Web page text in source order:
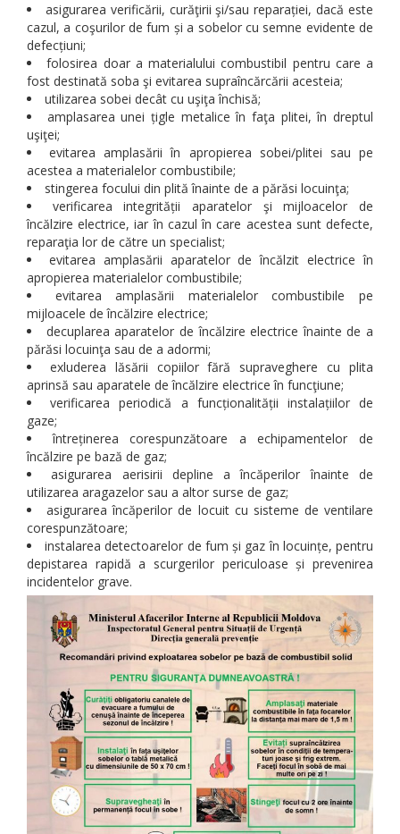
asigurarea verificării, curăţirii şi/sau reparației, dacă este
cazul, a coşurilor de fum și a sobelor cu semne evidente de
defecțiuni;
folosirea doar a materialului combustibil pentru care a
fost destinată soba şi evitarea supraîncărcării acesteia;
utilizarea sobei decât cu uşiţa închisă;
amplasarea unei țigle metalice în faţa plitei, în dreptul
uşiţei;
evitarea amplasării în apropierea sobei/plitei sau pe
acestea a materialelor combustibile;
stingerea focului din plită înainte de a părăsi locuinţa;
verificarea integrității aparatelor şi mijloacelor de
încălzire electrice, iar în cazul în care acestea sunt defecte,
reparaţia lor de către un specialist;
evitarea amplasării aparatelor de încălzit electrice în
apropierea materialelor combustibile;
evitarea amplasării materialelor combustibile pe
mijloacele de încălzire electrice;
decuplarea aparatelor de încălzire electrice înainte de a
părăsi locuinţa sau de a adormi;
exluderea lăsării copiilor fără supraveghere cu plita
aprinsă sau aparatele de încălzire electrice în funcţiune;
verificarea periodică a funcționalității instalațiilor de
gaze;
întreținerea corespunzătoare a echipamentelor de
încălzire pe bază de gaz;
asigurarea aerisirii depline a încăperilor înainte de
utilizarea aragazelor sau a altor surse de gaz;
asigurarea încăperilor de locuit cu sisteme de ventilare
corespunzătoare;
instalarea detectoarelor de fum și gaz în locuințe, pentru
depistarea rapidă a scurgerilor periculoase și prevenirea
incidentelor grave.